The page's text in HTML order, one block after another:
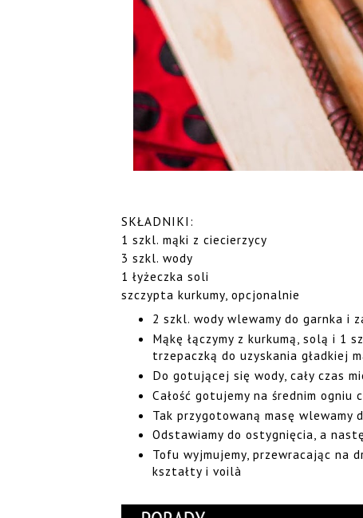
SKŁADNIKI:
1 szkl. mąki z ciecierzycy
3 szkl. wody
1 łyżeczka soli
szczypta kurkumy, opcjonalnie
2 szkl. wody wlewamy do garnka i
Mąkę łączymy z kurkumą, solą i 1
trzepaczką do uzyskania gładkiej
Do gotującej się wody, cały czas
Całość gotujemy na średnim ogniu
Tak przygotowaną masę
Odstawiamy do ostygnięcia, a
Tofu wyjmujemy, przewracając na
kształty i voilà